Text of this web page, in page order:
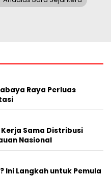
Raya Perluas
Kerja Sama Distribusi
Nasional
Ini Langkah untuk Pemula